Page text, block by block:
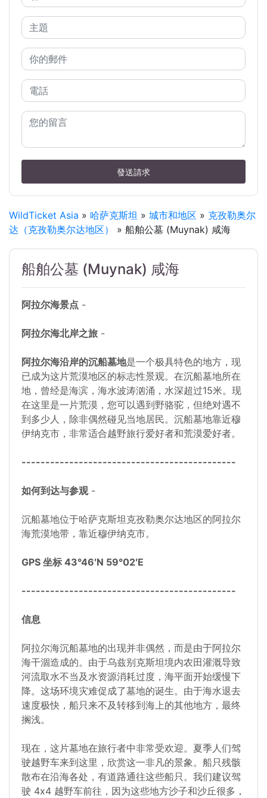
發送請求
WildTicket Asia » 哈萨克斯坦 » 城市和地区 » 克孜勒奥尔
达（克孜勒奥尔达地区）
» 船舶公墓 (Muynak) 咸海
船舶公墓 (Muynak) 咸海
阿拉尔海景点 -
阿拉尔海北岸之旅 -
阿拉尔海沿岸的沉船墓地是一个极具特色的地方，现
已成为这片荒漠地区的标志性景观。在沉船墓地所在
地，曾经是海滨，海水波涛汹涌，水深超过15米。现
在这里是一片荒漠，您可以遇到野骆驼，但绝对遇不
到多少人，除非偶然碰见当地居民。沉船墓地靠近穆
伊纳克市，非常适合越野旅行爱好者和荒漠爱好者。
---------------------------------------------
如何到达与参观-
沉船墓地位于哈萨克斯坦克孜勒奥尔达地区的阿拉尔
海荒漠地带，靠近穆伊纳克市。
GPS 坐标 43°46′N 59°02′E
---------------------------------------------
信息
阿拉尔海沉船墓地的出现并非偶然，而是由于阿拉尔
海干涸造成的。由于乌兹别克斯坦境内农田灌溉导致
河流取水不当及水资源消耗过度，海平面开始缓慢下
降。这场环境灾难促成了墓地的诞生。由于海水退去
速度极快，船只来不及转移到海上的其他地方，最终
搁浅。
现在，这片墓地在旅行者中非常受欢迎。夏季人们驾
驶越野车来到这里，欣赏这一非凡的景象。船只残骸
散布在沿海各处，有道路通往这些船只。我们建议驾
驶 4x4 越野车前往，因为这些地方沙子和沙丘很多，